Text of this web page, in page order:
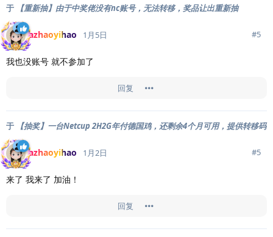
于 【重新抽】由于中奖佬没有nc账号，无法转移，奖品让出重新抽
azhaoyihao 1月5日 #5
我也没账号 就不参加了
回复
于 【抽奖】一台Netcup 2H2G年付德国鸡，还剩余4个月可用，提供转移码
azhaoyihao 1月2日 #5
来了 我来了 加油！
回复